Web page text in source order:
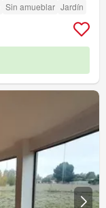
Sin amueblar Jardín